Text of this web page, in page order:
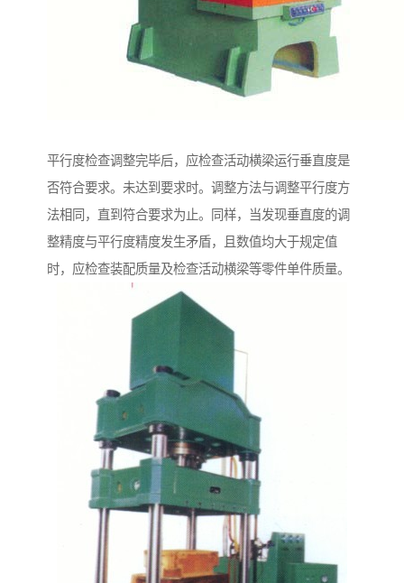
平行度检查调整完毕后，应检查活动横梁运行垂直度是
否符合要求。未达到要求时。调整方法与调整平行度方
法相同，直到符合要求为止。同样，当发现垂直度的调
整精度与平行度精度发生矛盾，且数值均大于规定值
时，应检查装配质量及检查活动横梁等零件单件质量。